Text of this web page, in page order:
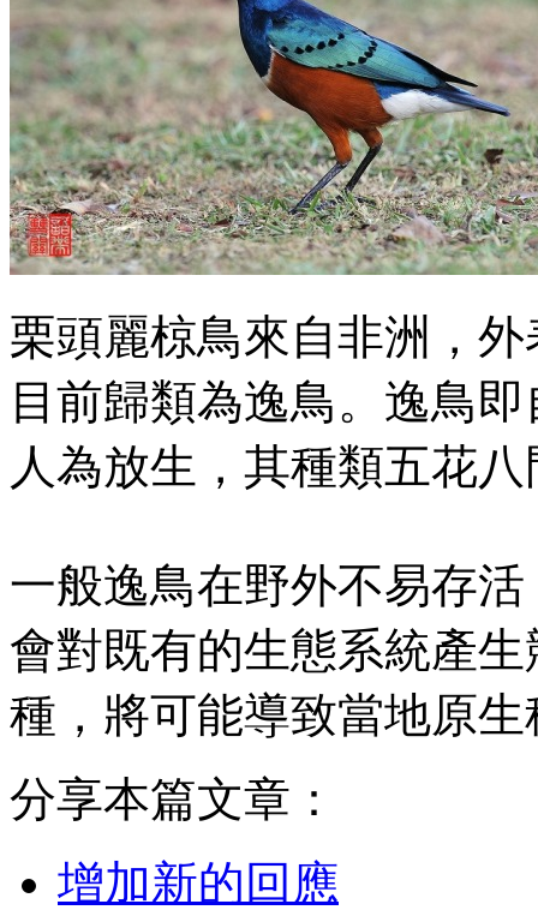
栗頭麗椋鳥來自非洲，
目前歸類為逸鳥。逸鳥
人為放生，其種類五花八
一般逸鳥在野外不易存
會對既有的生態系統產
種，將可能導致當地原
分享本篇文章：
增加新的回應